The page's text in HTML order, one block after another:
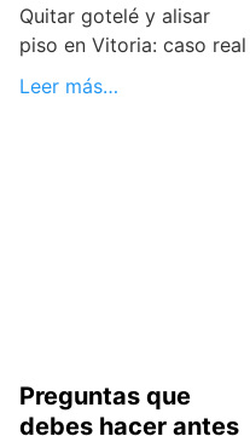
Quitar gotelé y alisar
piso en Vitoria: caso real
Leer más…
Preguntas que
debes hacer antes